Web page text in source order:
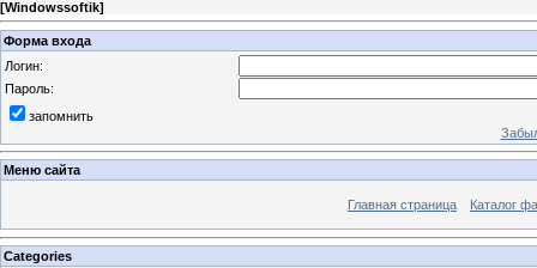
[Windowssoftik]
Форма входа
Логин:
Пароль:
запомнить
Меню сайта
Главная страница Каталог
Categories